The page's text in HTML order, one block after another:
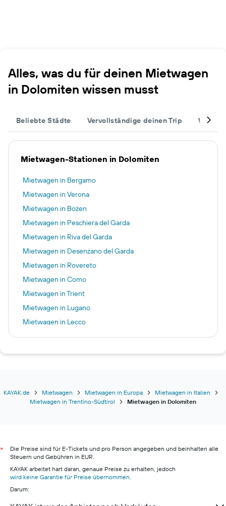
Alles, was du für deinen Mietwagen
in Dolomiten wissen musst
Beliebte Städte Vervollständige deinen Trip
Mietwagen-Stationen in Dolomiten
Mietwagen in Bergamo
Mietwagen in Verona
Mietwagen in Bozen
Mietwagen in Peschiera del Garda
Mietwagen in Riva del Garda
Mietwagen in Desenzano del Garda
Mietwagen in Rovereto
Mietwagen in Como
Mietwagen in Trient
Mietwagen in Lugano
Mietwagen in Lecco
Mietwagen in Orio al Serio
KAYAK.de Mietwagen Mietwagen in Europa
Mietwagen in Italien
Mietwagen in Trentino-Südtirol
Mietwagen in Dolomiten
*
Die Preise sind für E-Tickets und pro Person angegeben und beinhalten alle
Steuern und Gebühren in EUR.
KAYAK arbeitet hart daran, genaue Preise zu erhalten, jedoch
wird keine Garantie für Preise übernommen
Darum: